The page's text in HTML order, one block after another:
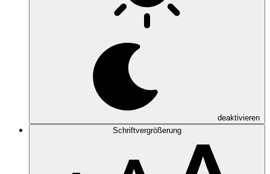
deaktivieren
Schriftvergrößerung